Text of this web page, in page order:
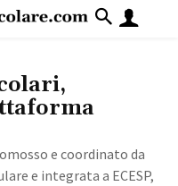
e coordinato da
e integrata a ECESP,